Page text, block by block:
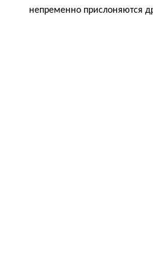
непременно прислоняются